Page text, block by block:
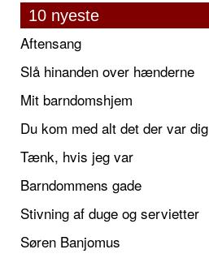
10 nyeste
Aftensang
Slå hinanden over hænderne
Mit barndomshjem
Du kom med alt det der var dig
Tænk, hvis jeg var
Barndommens gade
Stivning af duge og servietter
Søren Banjomus